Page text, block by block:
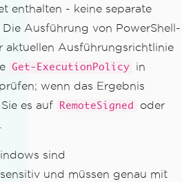
await batch
printAll
{results. failed} fail
enthalten - keine separate
Ausführung von PowerShell-
aktuellen Ausführungsrichtlinie
Get-ExecutionPolicy
in
wenn das Ergebnis
es auf RemoteSigned oder
sind
und müssen genau mit